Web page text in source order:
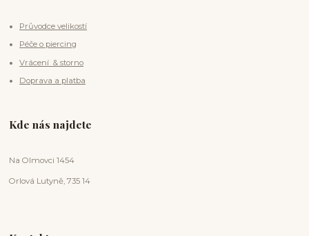
Průvodce velikostí
Péče o piercing
Vrácení & storno
Doprava a platba
Kde nás najdete
Na Olmovci 1454
Orlová Lutyně, 735 14